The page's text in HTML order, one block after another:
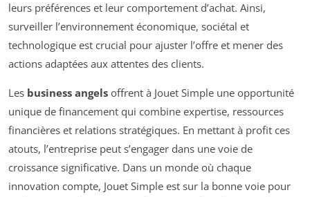
leurs préférences et leur comportement d’achat. Ainsi,
surveiller l’environnement économique, sociétal et
technologique est crucial pour ajuster l’offre et mener des
actions adaptées aux attentes des clients.
Les business angels offrent à Jouet Simple une opportunité
unique de financement qui combine expertise, ressources
financières et relations stratégiques. En mettant à profit ces
atouts, l’entreprise peut s’engager dans une voie de
croissance significative. Dans un monde où chaque
innovation compte, Jouet Simple est sur la bonne voie pour